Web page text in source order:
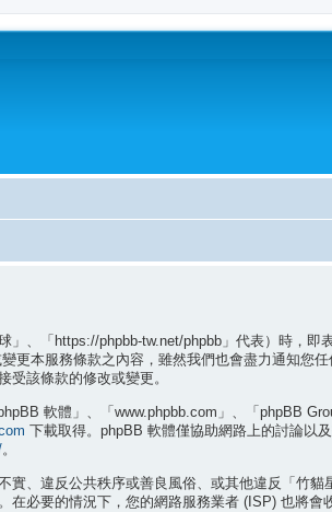
、「https://phpbb-tw.net/phpbb」代表）時，
更本服務條款之內容，雖然我們也會盡力通知您
受該條款的修改或變更。
軟體」、「www.phpbb.com」、「phpBB
下載取得。phpBB 軟體僅協助網路上的討論以
。
、違反公共秩序或善良風俗、或其他違反「竹
在必要的情況下，您的網路服務業者 (ISP) 也將